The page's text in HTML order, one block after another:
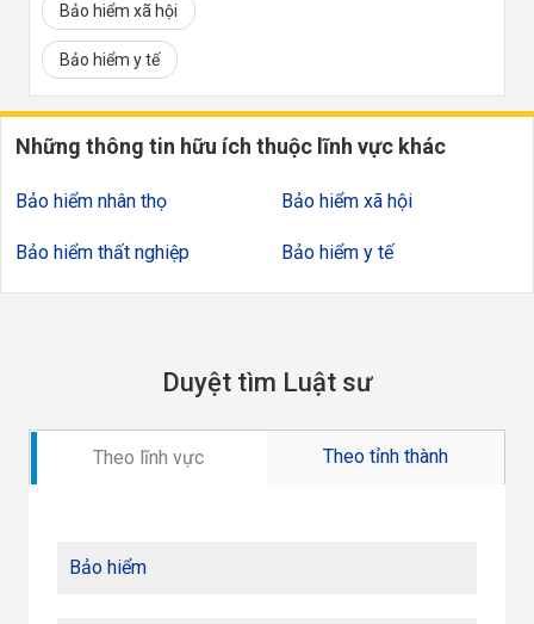
Bảo hiểm xã hội
Bảo hiểm y tế
Những thông tin hữu ích thuộc lĩnh vực khác
Bảo hiểm nhân thọ
Bảo hiểm thất nghiệp
Bảo hiểm xã hội
Bảo hiểm y tế
Duyệt tìm Luật sư
Theo lĩnh vực Theo tỉnh thành
Bảo hiểm